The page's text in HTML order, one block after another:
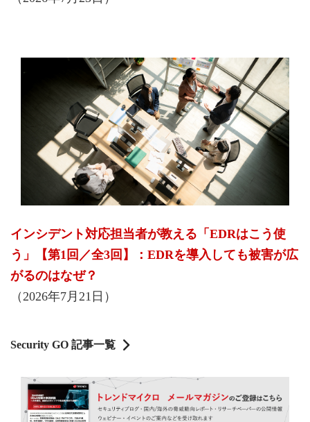
インシデント対応担当者が教える「EDRはこう使
う」【第1回／全3回】：EDRを導入しても被害が広
がるのはなぜ？
（2026年7月21日）
Security GO 記事一覧